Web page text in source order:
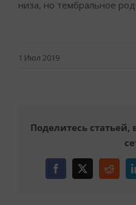
низа, но тембральное
1 Июл 2019
Поделитесь
Facebook
X Reddit